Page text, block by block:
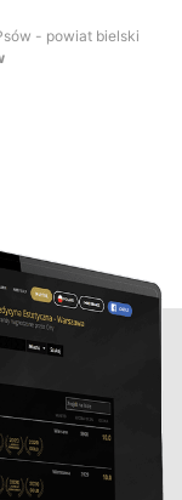
- powiat bielski